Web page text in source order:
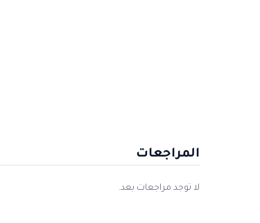
المراجعات
لا توجد مراجعات بعد.